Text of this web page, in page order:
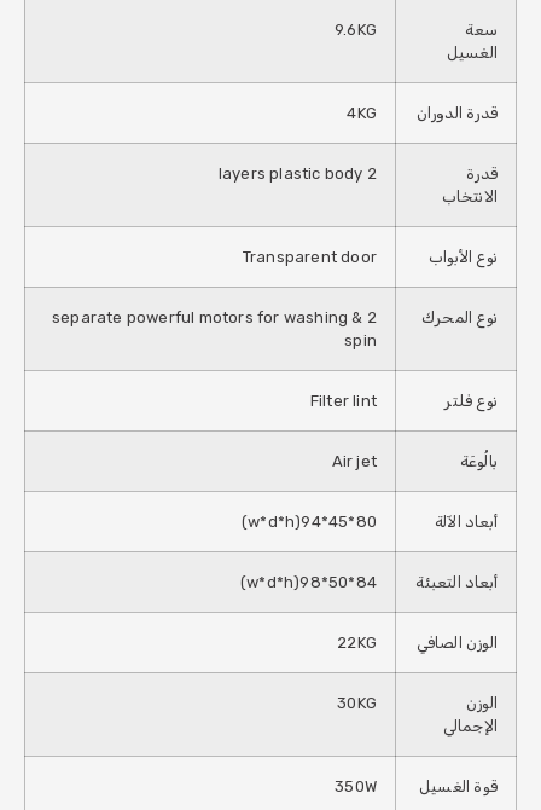
سعة
الغسيل
9.6KG
قدرة الدوران 4KG
قدرة
الانتخاب
2 layers plastic body
نوع الأبواب Transparent door
نوع المحرك
2 separate powerful motors for washing &
spin
نوع فلتر Filter lint
بالُوعَة Air jet
أبعاد الآلة 80*45*94(w*d*h)
أبعاد التعبئة 84*50*98(w*d*h)
الوزن الصافي 22KG
الوزن
الإجمالي
30KG
قوة الغسيل 350W